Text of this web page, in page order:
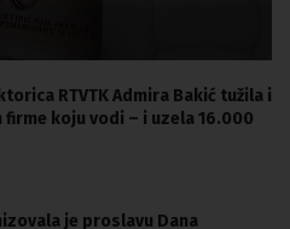
RTVTK Admira Bakić tužila i
firme koju vodi – i uzela 16.000
je proslavu Dana